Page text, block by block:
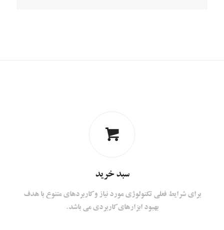
سبد خرید
برای شرایط فعلی تکنولوژی مورد نیاز و کاربردهای متنوع با هدف
بهبود ابزارهای کاربردی می باشد.